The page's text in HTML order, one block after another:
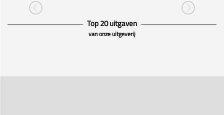
Top 20 uitgaven
van onze uitgeverij